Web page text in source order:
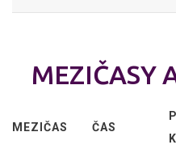
MEZIČASY
MEZIČAS ČAS